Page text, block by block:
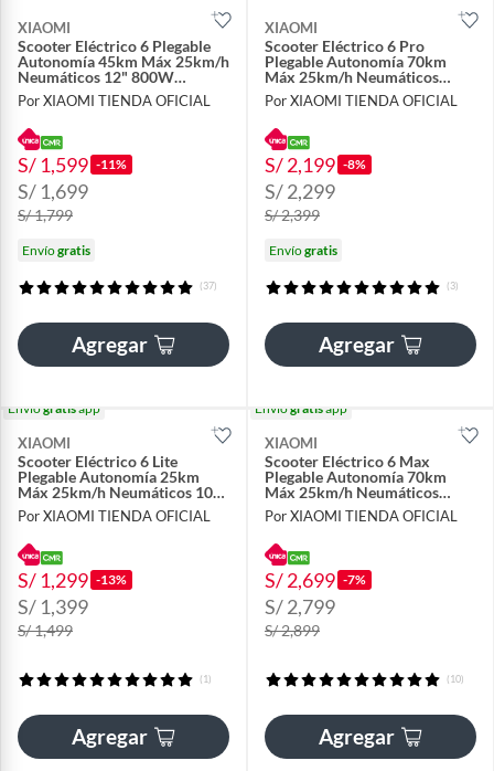
XIAOMI
Scooter Eléctrico 6 Plegable
Autonomía 45km Máx 25km/h
Neumáticos 12" 800W
Suspensión
Por XIAOMI TIENDA OFICIAL
S/ 1,599 -11%
S/ 1,699
S/ 1,799
Envíogratis
(37)
Agregar
XIAOMI
Scooter Eléctrico 6 Pro
Plegable Autonomía 70km
Máx 25km/h Neumáticos
12"1000W Suspensión
Por XIAOMI TIENDA OFICIAL
S/ 2,199 -8%
S/ 2,299
S/ 2,399
Envíogratis
(3)
Agregar
Envíogratisapp
XIAOMI
Scooter Eléctrico 6 Lite
Plegable Autonomía 25km
Máx 25km/h Neumáticos 10"
500W Suspensión
Por XIAOMI TIENDA OFICIAL
S/ 1,299 -13%
S/ 1,399
S/ 1,499
(1)
Agregar
Envíogratisapp
XIAOMI
Scooter Eléctrico 6 Max
Plegable Autonomía 70km
Máx 25km/h Neumáticos
12"1100W Suspensión
Por XIAOMI TIENDA OFICIAL
S/ 2,699 -7%
S/ 2,799
S/ 2,899
(10)
Agregar